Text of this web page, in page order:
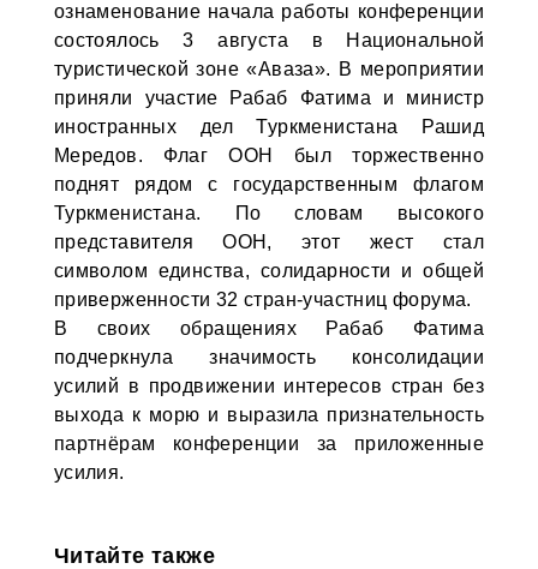
ознаменование начала работы конференции
состоялось 3 августа в Национальной
туристической зоне «Аваза». В мероприятии
приняли участие Рабаб Фатима и министр
иностранных дел Туркменистана Рашид
Мередов. Флаг ООН был торжественно
поднят рядом с государственным флагом
Туркменистана. По словам высокого
представителя ООН, этот жест стал
символом единства, солидарности и общей
приверженности 32 стран-участниц форума.
В своих обращениях Рабаб Фатима
подчеркнула значимость консолидации
усилий в продвижении интересов стран без
выхода к морю и выразила признательность
партнёрам конференции за приложенные
усилия.
Читайте также